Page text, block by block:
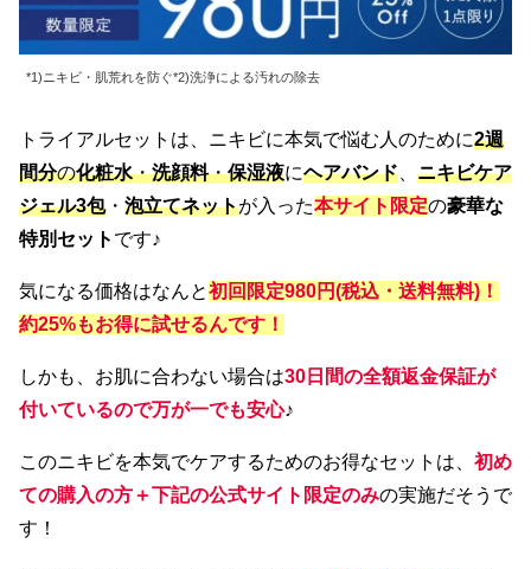
*1)ニキビ・肌荒れを防ぐ*2)洗浄による汚れの除去
トライアルセットは、ニキビに本気で悩む人のために2週
間分の化粧水・洗顔料・保湿液にヘアバンド
ニキビケア
ジェル3包・ 泡立てネットが入った本サイト限定の豪華な
特別セット です♪
気になる価格はなんと初回限定980円(税込・送料無料)！
約25%もお得に試せるんです！
しかも、お肌に合わない場合は30日間の全額返金保証が
付いているので万が一でも安心♪
このニキビを本気でケアするためのお得なセットは、 初め
ての購入の方＋下記の公式サイト限定のみの実施だそうで
す！